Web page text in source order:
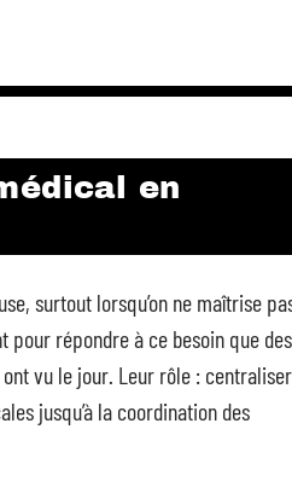
en
surtout lorsqu’on ne maîtrise
pour répondre à ce besoin que des
vu le jour. Leur rôle : centraliser
jusqu’à la coordination des